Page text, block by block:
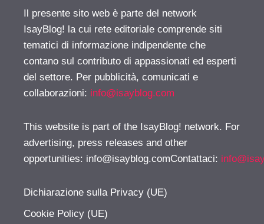
Il presente sito web è parte del network
IsayBlog! la cui rete editoriale comprende siti
tematici di informazione indipendente che
contano sul contributo di appassionati ed esperti
del settore. Per pubblicità, comunicati e
collaborazioni: info@isayblog.com
This website is part of the IsayBlog! network. For
advertising, press releases and other
opportunities: info@isayblog.comContattaci:
Dichiarazione sulla Privacy (UE)
Cookie Policy (UE)